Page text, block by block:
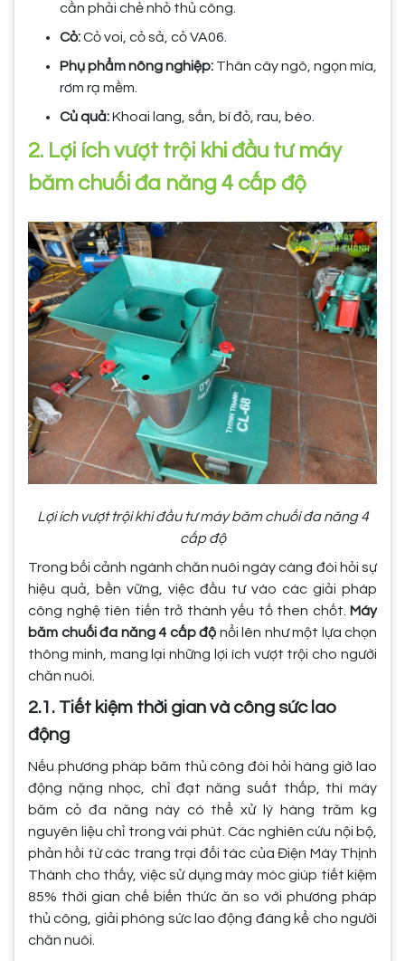
cần phải chẻ nhỏ thủ công.
Cỏ:Cỏ voi, cỏ sả, cỏ VA06.
Phụ phẩm nông nghiệp: Thân cây ngô, ngọn mía,
rơm rạ mềm.
Củ quả:Khoai lang, sắn, bí đỏ, rau, bèo.
2. Lợi ích vượt trội khi đầu tư máy
băm chuối đa năng 4 cấp độ
Lợi ích vượt trội khi đầu tư máy băm chuối đa năng 4
cấp độ
Trong bối cảnh ngành chăn nuôi ngày càng đòi hỏi sự
hiệu quả, bền vững, việc đầu tư vào các giải pháp
công nghệ tiên tiến trở thành yếu tố then chốt. Máy
băm chuối đa năng 4 cấp độnổi lên như một lựa chọn
thông minh, mang lại những lợi ích vượt trội cho người
chăn nuôi.
2.1. Tiết kiệm thời gian và công sức lao
động
Nếu phương pháp băm thủ công đòi hỏi hàng giờ lao
động nặng nhọc, chỉ đạt năng suất thấp, thì máy
băm cỏ đa năng này có thể xử lý hàng trăm kg
nguyên liệu chỉ trong vài phút. Các nghiên cứu nội bộ,
phản hồi từ các trang trại đối tác của Điện Máy Thịnh
Thành cho thấy, việc sử dụng máy móc giúp tiết kiệm
85% thời gian chế biến thức ăn so với phương pháp
thủ công, giải phóng sức lao động đáng kể cho người
chăn nuôi.